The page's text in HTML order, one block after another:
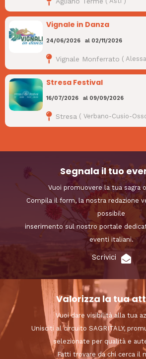
Vignale in Danza
24/06/2026 al 02/11/2026
Vignale Monferrato (
Stresa Festival
16/07/2026 al 09/09/2026
Stresa ( Verbano-Cusio-
Segnala il tuo
Vuoi promuovere la tua sagra
Compila il form, la nostra redazione
possibile
inserimento sul nostro portale
eventi italiani.
Scrivici
Valorizza la tua
Vuoi dare visibilità alla tua
Unisciti al circuito SAGRITALY,
selezionate per qualità e
Fatti trovare da chi cerca il